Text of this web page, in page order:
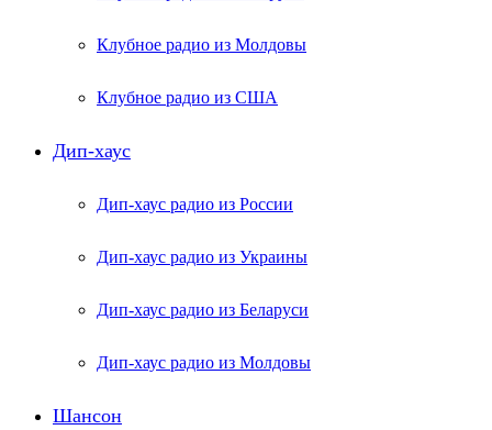
Клубное радио из Молдовы
Клубное радио из США
Дип-хаус
Дип-хаус радио из России
Дип-хаус радио из Украины
Дип-хаус радио из Беларуси
Дип-хаус радио из Молдовы
Шансон